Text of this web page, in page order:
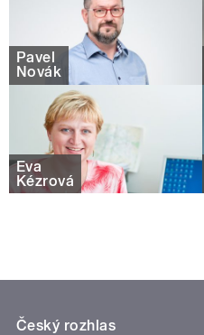
Pavel
Novák
Eva
Kézrová
Český rozhlas